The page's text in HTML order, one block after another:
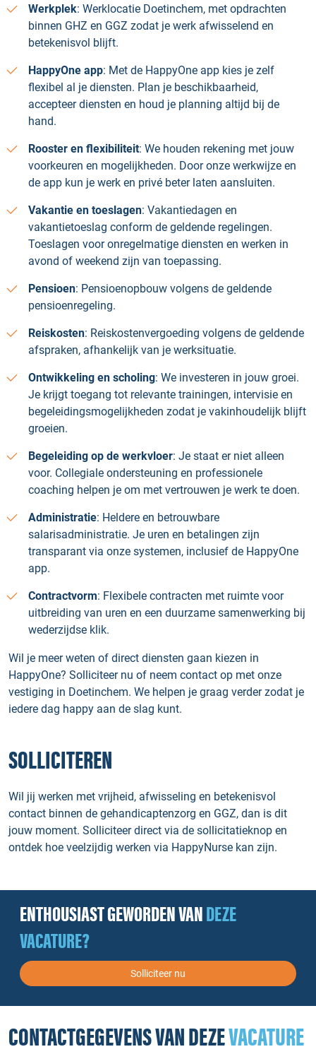
Werkplek: Werklocatie Doetinchem, met opdrachten
binnen GHZ en GGZ zodat je werk afwisselend en
betekenisvol blijft.
HappyOne app: Met de HappyOne app kies je zelf
flexibel al je diensten. Plan je beschikbaarheid,
accepteer diensten en houd je planning altijd bij de
hand.
Rooster en flexibiliteit: We houden rekening met jouw
voorkeuren en mogelijkheden. Door onze werkwijze en
de app kun je werk en privé beter laten aansluiten.
Vakantie en toeslagen: Vakantiedagen en
vakantietoeslag conform de geldende regelingen.
Toeslagen voor onregelmatige diensten en werken in
avond of weekend zijn van toepassing.
Pensioen: Pensioenopbouw volgens de geldende
pensioenregeling.
Reiskosten: Reiskostenvergoeding volgens de geldende
afspraken, afhankelijk van je werksituatie.
Ontwikkeling en scholing: We investeren in jouw groei.
Je krijgt toegang tot relevante trainingen, intervisie en
begeleidingsmogelijkheden zodat je vakinhoudelijk blijft
groeien.
Begeleiding op de werkvloer: Je staat er niet alleen
voor. Collegiale ondersteuning en professionele
coaching helpen je om met vertrouwen je werk te doen.
Administratie: Heldere en betrouwbare
salarisadministratie. Je uren en betalingen zijn
transparant via onze systemen, inclusief de HappyOne
app.
Contractvorm: Flexibele contracten met ruimte voor
uitbreiding van uren en een duurzame samenwerking bij
wederzijdse klik.
Wil je meer weten of direct diensten gaan kiezen in
HappyOne? Solliciteer nu of neem contact op met onze
vestiging in Doetinchem. We helpen je graag verder zodat je
iedere dag happy aan de slag kunt.
SOLLICITEREN
Wil jij werken met vrijheid, afwisseling en betekenisvol
contact binnen de gehandicaptenzorg en GGZ, dan is dit
jouw moment. Solliciteer direct via de sollicitatieknop en
ontdek hoe veelzijdig werken via HappyNurse kan zijn.
ENTHOUSIAST GEWORDEN VANDEZE
VACATURE?
Solliciteer nu
CONTACTGEGEVENS VAN DEZEVACATURE